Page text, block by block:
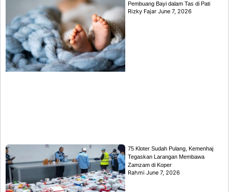
Pembuang Bayi dalam Tas di Pati
Rizky FajarJune 7, 2026
75 Kloter Sudah Pulang, Kemenhaj
Tegaskan Larangan Membawa
Zamzam di Koper
RahmiJune 7, 2026